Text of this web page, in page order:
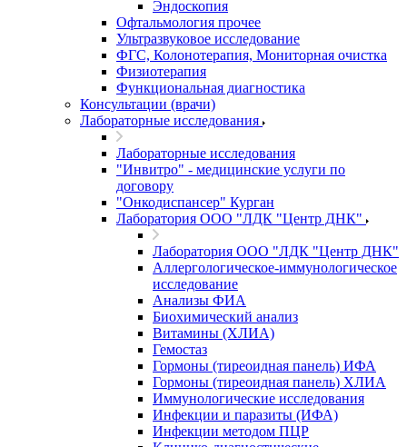
Эндоскопия
Офтальмология прочее
Ультразвуковое исследование
ФГС, Колонотерапия, Мониторная очистка
Физиотерапия
Функциональная диагностика
Консультации (врачи)
Лабораторные исследования
Лабораторные исследования
"Инвитро" - медицинские услуги по
договору
"Онкодиспансер" Курган
Лаборатория ООО "ЛДК "Центр ДНК"
Лаборатория ООО "ЛДК "Центр ДНК"
Аллергологическое-иммунологическое
исследование
Анализы ФИА
Биохимический анализ
Витамины (ХЛИА)
Гемостаз
Гормоны (тиреоидная панель) ИФА
Гормоны (тиреоидная панель) ХЛИА
Иммунологические исследования
Инфекции и паразиты (ИФА)
Инфекции методом ПЦР